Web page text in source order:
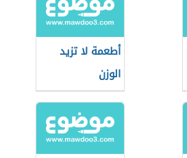
أطعمة لا تزيد
الوزن